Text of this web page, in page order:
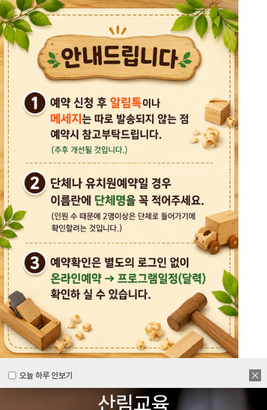
오늘 하루 안보기
오늘 하루 안보기
목공체험부터 숲체험 교육까지
다양한 경험을 할 수 있는
양주시
목재문화체험장&
산림교육